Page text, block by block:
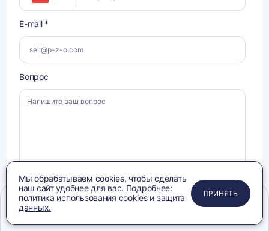
E-mail *
Вопрос
Даю
согласие
на
Даю согласие на обработку своих персональных данных
, ознакомлен и
согласен с условиями
ПРИМЕНИТЬ
ЗАКРЫТЬ
ЗАКРЫТЬ
ЗАКРЫТЬ
Мы обрабатываем cookies, чтобы сделать
наш сайт удобнее для вас. Подробнее:
политика использования cookiesи защита
данных.
ПРИНЯТЬ